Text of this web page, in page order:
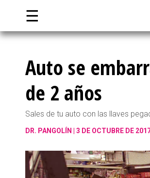
☰
Auto se
de 2 años
Sales de tu auto con las llaves
DR. PANGOLÍN 3 DE OCTUBRE DE